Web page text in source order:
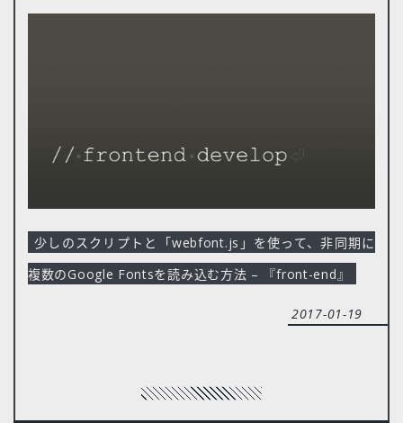
少しのスクリプトと「webfont.js」を使って、非同期に
複数のGoogle Fontsを読み込む方法 – 『front-end』
2017-01-19